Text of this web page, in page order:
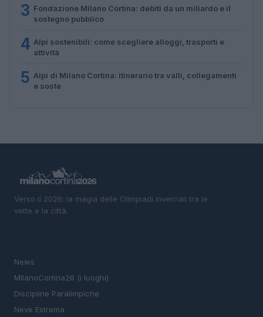
3 Fondazione Milano Cortina: debiti da un miliardo e il
sostegno pubblico
4 Alpi sostenibili: come scegliere alloggi, trasporti e
attività
5 Alpi di Milano Cortina: itinerario tra valli, collegamenti
e soste
Verso il 2026: la magia delle Olimpiadi invernali tra le
vette e la città.
News
MIlanoCortina26 (i luoghi)
Discipline Paralimpiche
Neve Estrema